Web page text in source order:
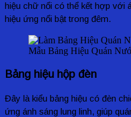
hiệu chữ nổi có thể kết hợp với
hiệu ứng nổi bật trong đêm.
Mẫu Bảng Hiệu Quán
Bảng hiệu hộp đèn
Đây là kiểu bảng hiệu có đèn
ứng ánh sáng lung linh, giúp